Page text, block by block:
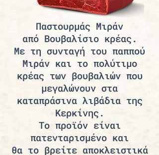
​Παστουρμάς Μιράν
από Βουβαλίσιο κρέας.
Με τη συνταγή του παππού
Μιράν και το πολύτιμο
κρέας των βουβαλιών που
μεγαλώνουν στα
καταπράσινα λιβάδια της
Κερκίνης.
Το προϊόν είναι
πατενταρισμένο και
θα το βρείτε αποκλειστικά